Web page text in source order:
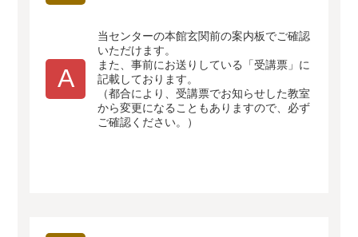
A
当センターの本館玄関前の案内板でご確認
いただけます。
また、事前にお送りしている「受講票」に
記載しております。
（都合により、受講票でお知らせした教室
から変更になることもありますので、必ず
ご確認ください。）